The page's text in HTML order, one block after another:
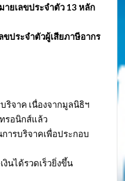
ยเลขประจำตัว 13 หลัก
ประจำตัวผู้เสียภาษีอากร
ริจาค เนื่องจากมูลนิธิฯ
รอนิกส์แล้ว
ารบริจาคเพื่อประกอบ
นได้รวดเร็วยิ่งขึ้น